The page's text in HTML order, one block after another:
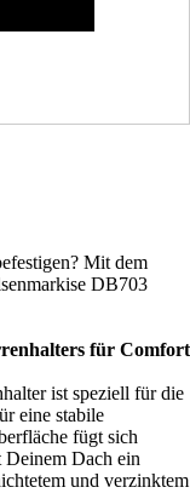
Mit dem
DB703
für Comfort
ist speziell für die
eine stabile
fügt sich
Deinem Dach ein
und verzinktem